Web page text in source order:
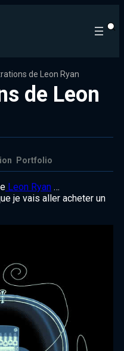
de Leon Ryan
de Leon
Portfolio
Leon Ryan …
je vais aller acheter un